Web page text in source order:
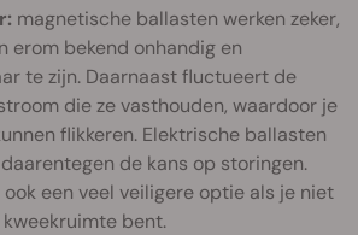
magnetische ballasten werken zeker,
erom bekend onhandig en
te zijn. Daarnaast fluctueert de
die ze vasthouden, waardoor je
flikkeren. Elektrische ballasten
de kans op storingen.
een veel veiligere optie als je niet
bent.